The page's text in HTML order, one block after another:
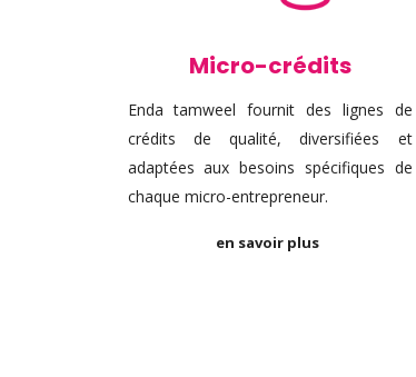
Micro-crédits
Enda tamweel fournit des lignes de
crédits de qualité, diversifiées et
adaptées aux besoins spécifiques de
chaque micro-entrepreneur.
en savoir plus